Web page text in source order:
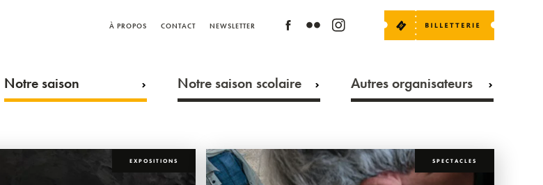
À PROPOS CONTACT NEWSLETTER
Notre saison Notre saison scolaire Autres organisateurs
EXPOSITIONS SPECTACLES